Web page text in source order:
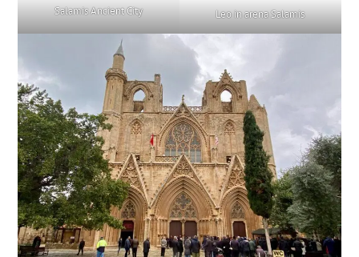
Salamis Ancient City Leo in arena Salamis